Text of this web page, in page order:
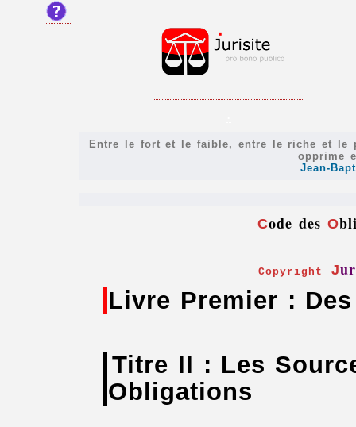
Entre le fort et le faible, entre le riche et le
opprime
Jean-
Code desO
Copyright J
Livre Premier :
Titre II : Les
Obligations